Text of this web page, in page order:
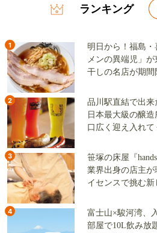
ランキング
1
明日から！福島
メンの異端児」
干しの名店が期間
2
品川駅直結で出来
日本最大級の醸
口広く迎え入れて
3
笹塚の床屋『
業界出身の店主が
イセンスで挑む
4
富士山×駿河湾、
部屋で10L飲み放